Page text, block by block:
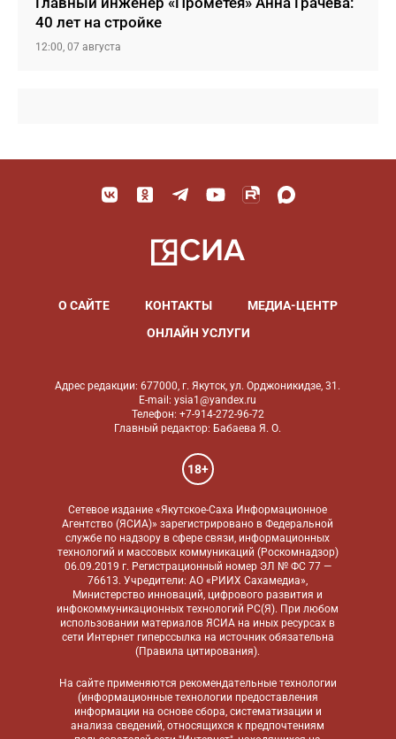
40 лет на стройке
12:00, 07 августа
О САЙТЕ КОНТАКТЫ
МЕДИА-ЦЕНТР
ОНЛАЙН УСЛУГИ
Адрес редакции: 677000, г. Якутск, ул. Орджоникидзе, 31.
E-mail: ysia1@yandex.ru
Телефон: +7-914-272-96-72
Главный редактор: Бабаева Я. О.
18+
Сетевое издание «Якутское-Саха Информационное
Агентство (ЯСИА)» зарегистрировано в Федеральной
службе по надзору в сфере связи, информационных
технологий и массовых коммуникаций (Роскомнадзор)
06.09.2019 г. Регистрационный номер ЭЛ № ФС 77 —
76613. Учредители: АО «РИИХ Сахамедиа»,
Министерство инноваций, цифрового развития и
инфокоммуникационных технологий РС(Я). При любом
использовании материалов ЯСИА на иных ресурсах в
сети Интернет гиперссылка на источник обязательна
(Правила цитирования).
На сайте применяются рекомендательные технологии
(информационные технологии предоставления
информации на основе сбора, систематизации и
анализа сведений, относящихся к предпочтениям